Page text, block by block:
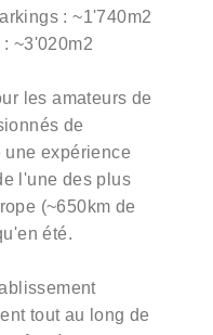
: ~1'740m2
~3'020m2
les amateurs de
de
une expérience
l'une des plus
(~650km de
été.
tout au long de